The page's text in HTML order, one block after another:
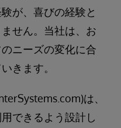
が、喜びの経験と
せん。当社は、お
ニーズの変化に合
きます。
は、
できるよう設計し